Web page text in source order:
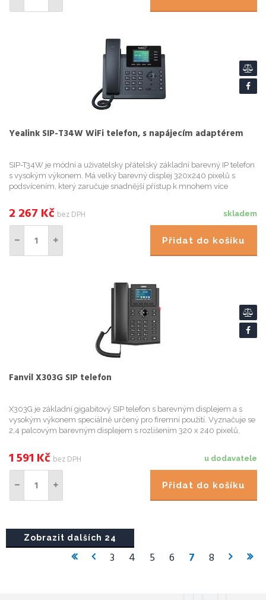
Yealink SIP-T34W WiFi telefon, s napájecím adaptérem
SIP-T34W je módní a uživatelsky přátelský základní barevný IP telefon
s vysokým výkonem. Má velký barevný displej 320x240 pixelů s
podsvícením, který zaručuje snadnější přístup k mnohem více
skladem
2 267 Kč bez DPH
Přidat do košíku
Fanvil X303G SIP telefon
X303G je základní gigabitový SIP telefon s barevným displejem a s
vysokým výkonem speciálně určený pro firemní použití. Vyznačuje se
2,4 palcovým barevným displejem s rozlišením 320 x 240 pixelů,
u dodavatele
1 591 Kč bez DPH
Přidat do košíku
Zobrazit dalších 24
3 4 5 6 7 8